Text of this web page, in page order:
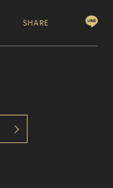
SHARE